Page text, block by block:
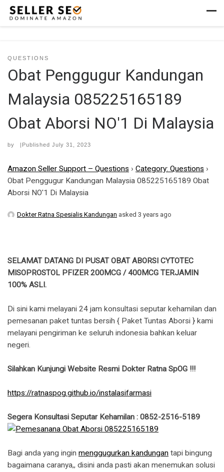
Skip to content
QUESTIONS
Obat Penggugur Kandungan
Malaysia 085225165189
Obat Aborsi NO'1 Di Malaysia
by |Published July 31, 2023
Amazon Seller Support – Questions › Category: Questions ›
Obat Penggugur Kandungan Malaysia 085225165189 Obat
Aborsi NO'1 Di Malaysia
Dokter Ratna Spesialis Kandungan asked 3 years ago
SELAMAT DATANG DI PUSAT OBAT ABORSI CYTOTEC
MISOPROSTOL PFIZER 200MCG / 400MCG TERJAMIN
100% ASLI.
Di sini kami melayani 24 jam konsultasi seputar kehamilan dan
pemesanan paket tuntas bersih { Paket Tuntas Aborsi } kami
melayani pengiriman ke seluruh indonesia bahkan keluar
negeri.
Silahkan Kunjungi Website Resmi Dokter Ratna SpOG !!!
https://ratnaspog.github.io/instalasifarmasi
Segera Konsultasi Seputar Kehamilan : 0852-2516-5189
Bagi anda yang ingin menggugurkan kandungan tapi bingung
bagaimana caranya,, disini anda pasti akan menemukan solusi